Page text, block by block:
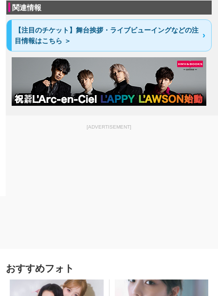
関連情報
【注目のチケット】舞台挨拶・ライブビューイングなどの注
目情報はこちら ＞
[ADVERTISEMENT]
おすすめフォト